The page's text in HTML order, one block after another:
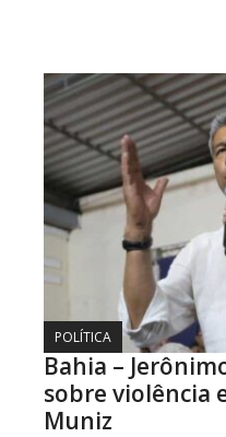
POLÍTICA
Bahia –
sobre violência
Muniz